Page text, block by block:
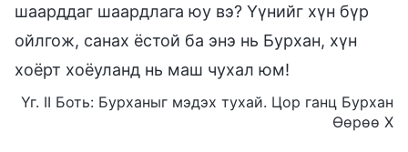
шаарддаг шаардлага юу вэ? Үүнийг хүн бүр
ойлгож, санах ёстой ба энэ нь Бурхан, хүн
хоёрт хоёуланд нь маш чухал юм!
Үг. II Боть: Бурханыг мэдэх тухай. Цор ганц Бурхан
Өөрөө X